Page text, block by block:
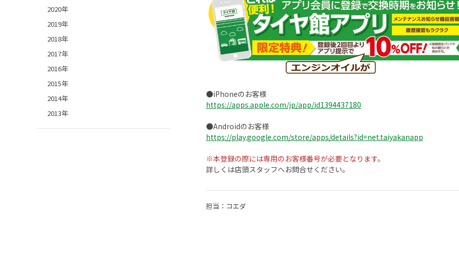
●iPhoneのお客様
https://apps.apple.com/jp/app/id1394437180
●Androidのお客様
https://play.google.com/store/apps/details?id=net.taiyakanapp
※本登録の際には専用のお客様番号が必要となります。
詳しくは店頭スタッフへお問合せください。
担当：コエダ
2020年
2019年
2018年
2017年
2016年
2015年
2014年
2013年